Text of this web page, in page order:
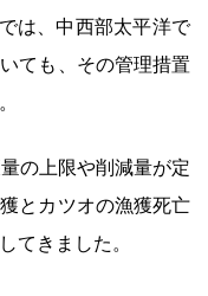
は、中西部太平洋で
ても、その管理措置
の上限や削減量が定
とカツオの漁獲死亡
てきました。